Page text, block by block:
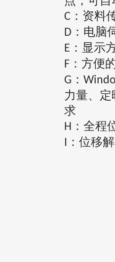
C ：资料
D ：电脑
E ：显示
F ：方便
G ：
力量、
求
H ：全程
I ：位移